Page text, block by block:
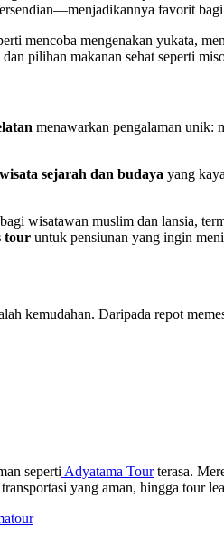
favorit
mencoba mengenakan yukata,
pilihan makanan sehat seperti
menawarkan pengalaman unik:
wisata sejarah dan budaya yang
wisatawan muslim dan lansia,
tour untuk pensiunan yang ingin
kemudahan. Daripada repot
seperti Adyatama Tourterasa.
yang aman, hingga tour